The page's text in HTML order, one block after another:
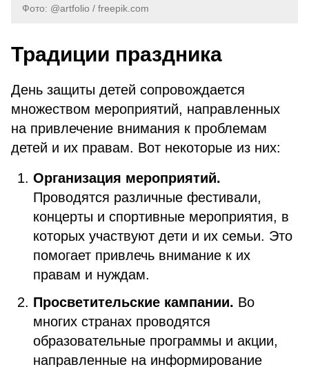
Фото: @artfolio / freepik.com
Традиции праздника
День защиты детей сопровождается
множеством мероприятий, направленных
на привлечение внимания к проблемам
детей и их правам. Вот некоторые из них:
Организация мероприятий.
Проводятся различные фестивали,
концерты и спортивные мероприятия, в
которых участвуют дети и их семьи. Это
помогает привлечь внимание к их
правам и нуждам.
Просветительские кампании. Во
многих странах проводятся
образовательные программы и акции,
направленные на информирование